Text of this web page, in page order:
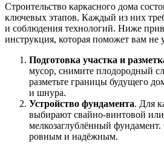
Строительство каркасного дома
ключевых этапов. Каждый из них
и соблюдения технологий. Ниже
инструкция, которая поможет вам не
Подготовка участка и
мусор, снимите плодородный
разметьте границы будущего
и шнура.
Устройство фундамента. Для
выбирают свайно-винтовой
мелкозаглублённый
ровным и надёжным.